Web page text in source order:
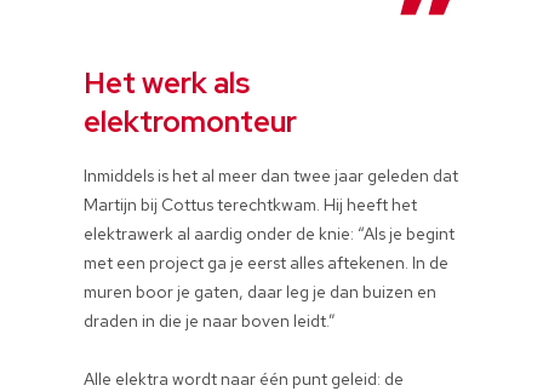
Het werk als
elektromonteur
Inmiddels is het al meer dan twee jaar geleden dat
Martijn bij Cottus terechtkwam. Hij heeft het
elektrawerk al aardig onder de knie: “Als je begint
met een project ga je eerst alles aftekenen. In de
muren boor je gaten, daar leg je dan buizen en
draden in die je naar boven leidt.”
Alle elektra wordt naar één punt geleid: de